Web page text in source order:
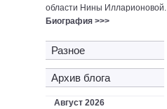
области Нины Илларионовой.
Биография >>>
Разное
Архив блога
Август 2026